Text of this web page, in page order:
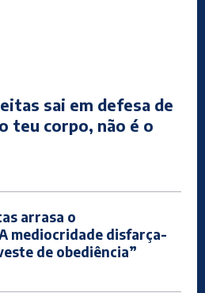
sai em defesa de
teu corpo, não é o
arrasa o
mediocridade disfarça-
de obediência”